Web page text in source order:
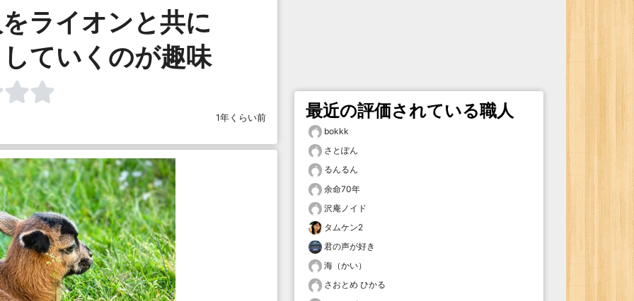
ライオンと共に
ていくのが趣味
1年くらい前 最近の評価されている職人
bokkk
さとぽん
るんるん
余命70年
沢庵ノイド
タムケン2
君の声が好き
海（かい）
さおとめ ひかる